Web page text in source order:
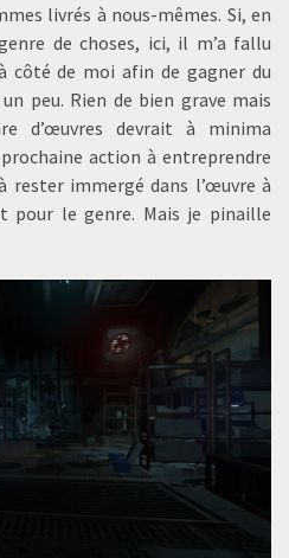
livrés à nous-mêmes. Si, en
de choses, ici, il m’a fallu
côté de moi afin de gagner du
peu. Rien de bien grave mais
d’œuvres devrait à minima
action à entreprendre
rester immergé dans l’œuvre à
pour le genre. Mais je pinaille